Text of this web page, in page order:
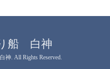
船 白神
神. All Rights Reserved.